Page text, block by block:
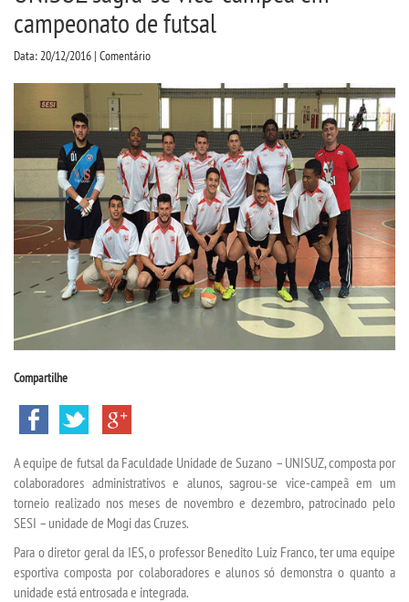
CPSA
COLAP
ATENDIMENTO PSICOPEDAGÃ³GICO
CURSOS
BACHARELADOS
LICENCIATURAS
VESTIBULAR
INSCREVA-SE
VALORES
TRANSFERÃªNCIA
campeonato de futsal
Data: 20/12/2016 | Comentário
Compartilhe
A equipe de futsal da Faculdade Unidade de Suzano – UNISUZ, composta por
colaboradores administrativos e alunos, sagrou-se vice-campeã em um
torneio realizado nos meses de novembro e dezembro, patrocinado pelo
SESI – unidade de Mogi das Cruzes.
Para o diretor geral da IES, o professor Benedito Luiz Franco, ter uma equipe
esportiva composta por colaboradores e alunos só demonstra o quanto a
unidade está entrosada e integrada.